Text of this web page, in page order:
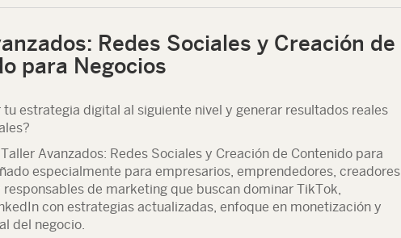
Redes Sociales y Creación de
para Negocios
tu estrategia digital al siguiente nivel y generar resultados reales
Taller Avanzados: Redes Sociales y Creación de Contenido para
especialmente para empresarios, emprendedores, creadores
de marketing que buscan dominar TikTok,
con estrategias actualizadas, enfoque en monetización y
del negocio.